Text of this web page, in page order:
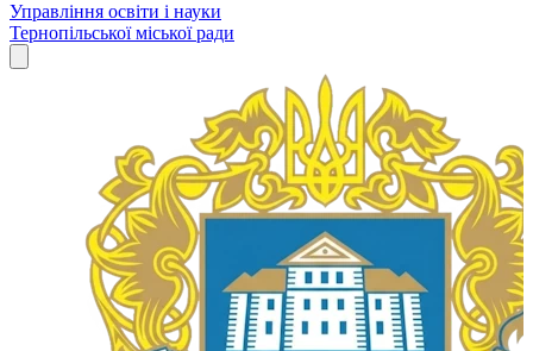
Управління освіти і науки
Тернопільської міської ради